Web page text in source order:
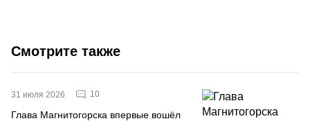
Смотрите также
31 июля 2026 10
Глава Магнитогорска впервые вошёл